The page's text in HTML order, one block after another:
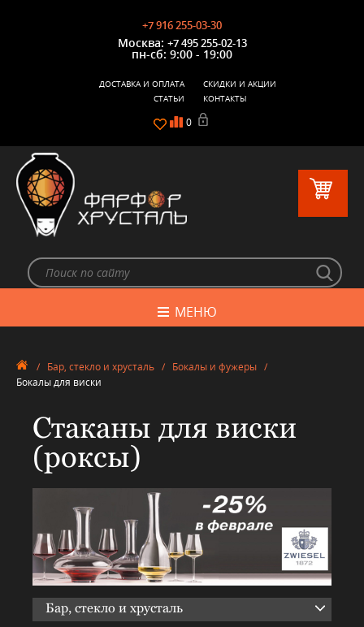
+7 916 255-03-30
Москва: +7 495 255-02-13
пн-сб: 9:00 - 19:00
0
ДОСТАВКА И ОПЛАТА
СКИДКИ И АКЦИИ
СТАТЬИ
КОНТАКТЫ
МЕНЮ
/ Бар, стекло и хрусталь / Бокалы и фужеры /
Бокалы для виски
Стаканы для виски
(роксы)
Бар, стекло и хрусталь